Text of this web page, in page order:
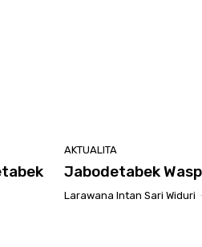
AKTUALITA
Jabodetabek
Larawana Intan Sari Widuri